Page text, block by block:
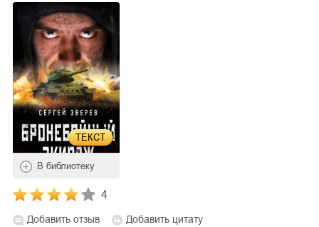
ТЕКСТ
В библиотеку
4
Добавить отзыв
Добавить цитату